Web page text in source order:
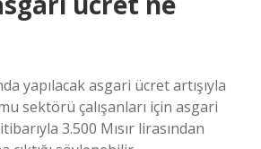
yapılacak asgari ücret artışıyla
sektörü çalışanları için asgari
3.500 Mısır lirasından